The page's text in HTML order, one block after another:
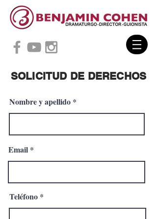
SOLICITUD DE DERECHOS
Nombre y apellido
Email
Teléfono